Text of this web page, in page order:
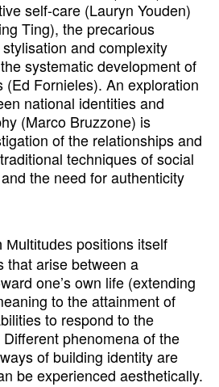
self-care (Lauryn Youden)
Ting), the precarious
and complexity
systematic development of
(Ed Fornieles). An exploration
national identities and
(Marco Bruzzone) is
of the relationships and
techniques of social
the need for authenticity
Multitudes positions itself
that arise between a
one’s own life (extending
to the attainment of
to respond to the
phenomena of the
of building identity are
be experienced aesthetically.